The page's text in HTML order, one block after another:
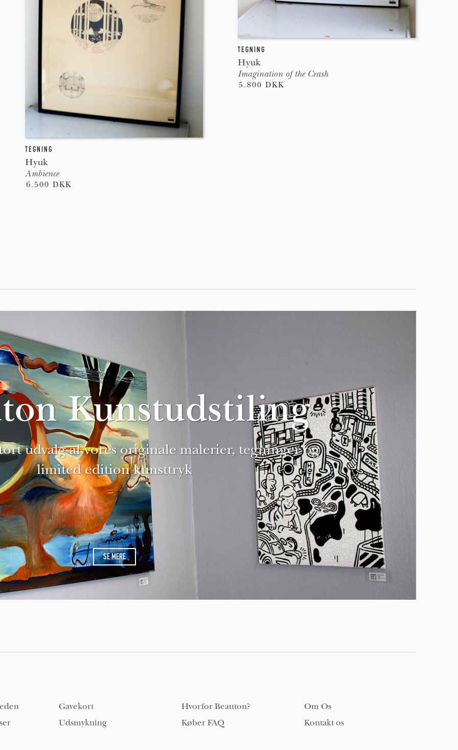
TEGNING
Hyuk
Imagination of the Crash
5.800 DKK
TEGNING
Hyuk
Ambience
6.500 DKK
Kunstudstiling
udvalg af vores originale malerier, tegninger og
limited edition kunsttryk
SE MERE
Gavekort Hvorfor Beauton?
Om Os
Udsmykning Køber FAQ Kontakt os